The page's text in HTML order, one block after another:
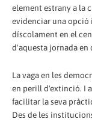
element estrany a la
evidenciar una opció
díscolament en el
d'aquesta jornada en
La vaga en les
en perill d'extinció. I
facilitar la seva
Des de les